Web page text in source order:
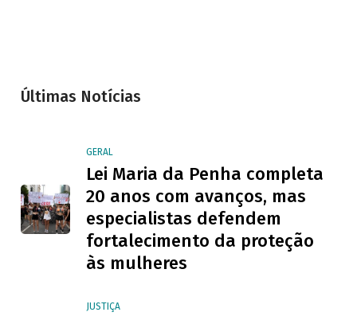
Últimas Notícias
GERAL
Lei Maria da Penha completa
20 anos com avanços, mas
especialistas defendem
fortalecimento da proteção
às mulheres
JUSTIÇA